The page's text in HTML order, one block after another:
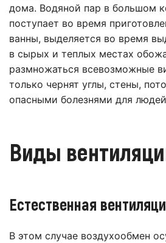
дома. Водяной пар в большом
поступает во время
ванны, выделяется во время
в сырых и теплых местах
размножаться всевозможные
только чернят углы, стены,
опасными болезнями для
Виды
Естественная
В этом случае воздухообмен